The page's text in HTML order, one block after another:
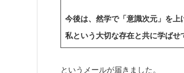
今後は、然学で「意識次元」を上
私という大切な存在と共に学ばせ
というメールが届きました。